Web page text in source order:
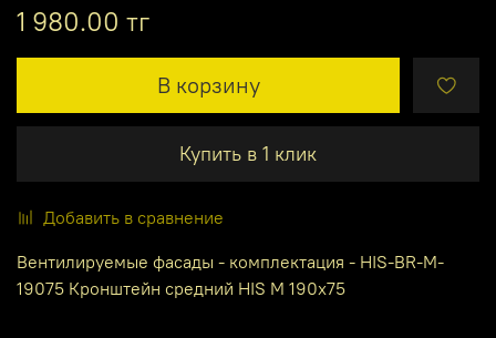
1 980.00 тг
В корзину
Купить в 1 клик
Добавить в сравнение
Вентилируемые фасады - комплектация - HIS-BR-M-
19075 Кронштейн средний HIS M 190x75